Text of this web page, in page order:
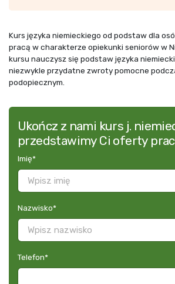
Kurs języka niemieckiego od podstaw dla
pracą w charakterze opiekunki seniorów w
kursu nauczysz się podstaw języka
niezwykle przydatne zwroty pomocne
podopiecznym.
Ukończ z nami kurs j.
przedstawimy Ci oferty
Imię*
Nazwisko*
Telefon*